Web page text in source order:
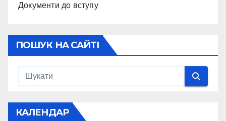
Документи до вступу
ПОШУК НА САЙТІ
КАЛЕНДАР